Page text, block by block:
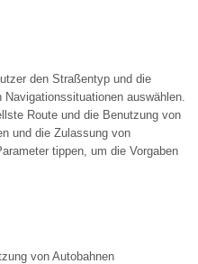
den Straßentyp und die
auswählen.
Route und die Benutzung von
und die Zulassung von
tippen, um die Vorgaben
von Autobahnen